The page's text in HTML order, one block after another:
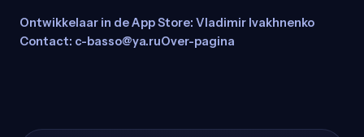
Ontwikkelaar in de App Store: Vladimir Ivakhnenko
Contact: c-basso@ya.ruOver-pagina